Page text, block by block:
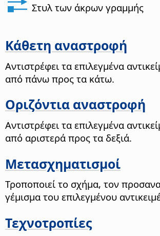
Στυλ των άκρων γραμμής
Κάθετη αναστροφή
Αντιστρέφει τα επιλεγμένα
από πάνω προς τα κάτω.
Οριζόντια αναστροφή
Αντιστρέφει τα επιλεγμένα
από αριστερά προς τα δεξιά.
Μετασχηματισμοί
Τροποποιεί το σχήμα, τον
γέμισμα του επιλεγμένου
Τεχνοτροπίες